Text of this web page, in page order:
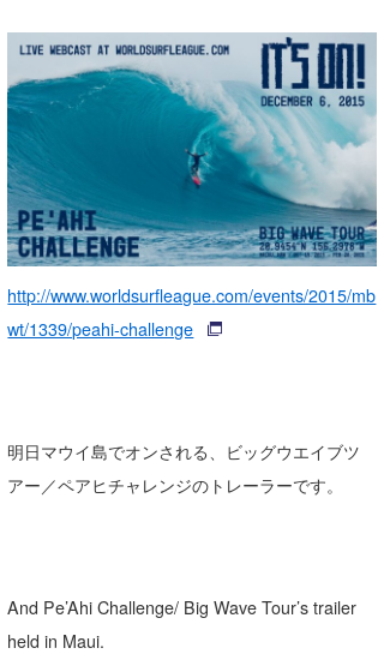
http://www.worldsurfleague.com/events/2015/mb
wt/1339/peahi-challenge
明日マウイ島でオンされる、ビッグウエイブツ
アー／ペアヒチャレンジのトレーラーです。
And Pe’Ahi Challenge/ Big Wave Tour’s trailer
held in Maui.